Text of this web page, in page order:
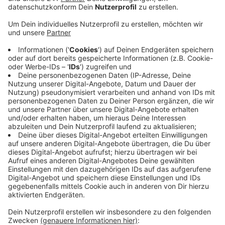
Veröffentlicht:Donnerstag, 07.07.2022 10:13
Anzeige
Der Krieg in der Ukraine, gestiegenen Kosten und
gestörte Lieferketten – die unsichere Weltlage sorgt
dafür, dass sich auch die Stimmung in der Wirtschaft
trübt. Vor allem die Export-Erwartungen sind laut IHK
eingebrochen. Bei uns in der Stadt kommt hinzu, dass
viele Unternehmen ihre Geschäftslage schlechter
bewerten als noch im Vorjahr. Das ist im Leverkusener
Umland anders. Ein weiteres Problem ist für viele
kleine und mittlere Unternehmen laut IHK die Suche
nach Fachkräften: ein Drittel der befragten
Unternehmen hat Probleme, neue Mitarbeiter in